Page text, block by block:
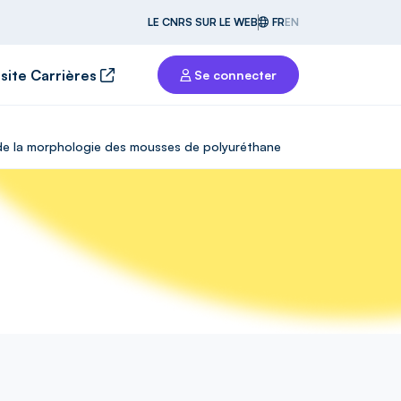
LE CNRS SUR LE WEB FREN
Carrières Se connecter
la morphologie des mousses de polyuréthane